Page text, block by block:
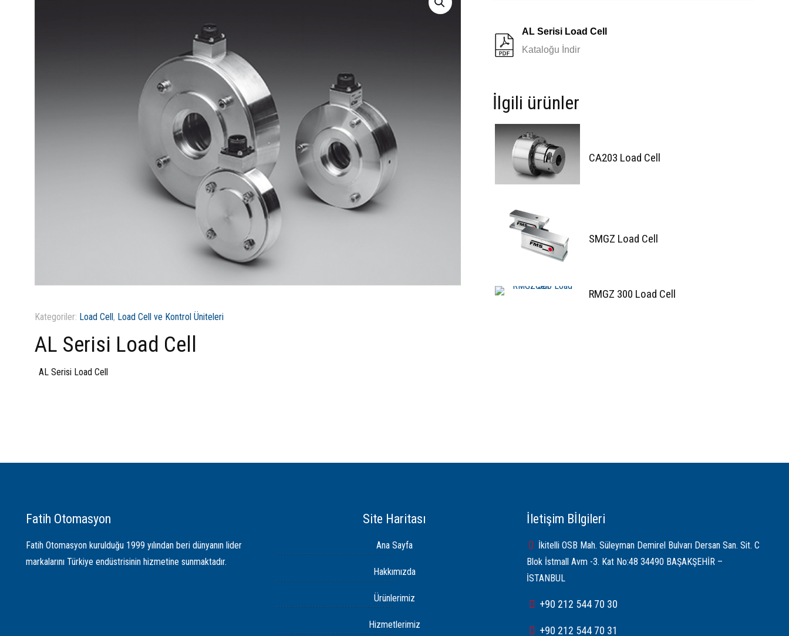
Kategoriler: Load Cell , Load Cell ve Kontrol Üniteleri
AL Serisi Load Cell
AL Serisi Load Cell
AL Serisi Load Cell
Kataloğu İndir
İlgili ürünler
CA203 Load Cell
SMGZ Load Cell
RMGZ 300 Load Cell
Fatih Otomasyon
Fatih Otomasyon kurulduğu 1999 yılından beri dünyanın lider
markalarını Türkiye endüstrisinin hizmetine sunmaktadır.
Site Haritası
Ana Sayfa
Hakkımızda
Ürünlerimiz
Hizmetlerimiz
İletişim Bİlgileri
İkitelli OSB Mah. Süleyman Demirel Bulvarı Dersan San. Sit. C
Blok İstmall Avm -3. Kat No:48 34490 BAŞAKŞEHİR –
İSTANBUL
+90 212 544 70 30
+90 212 544 70 31